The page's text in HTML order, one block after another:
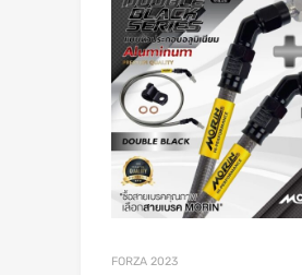
FORZA 2023